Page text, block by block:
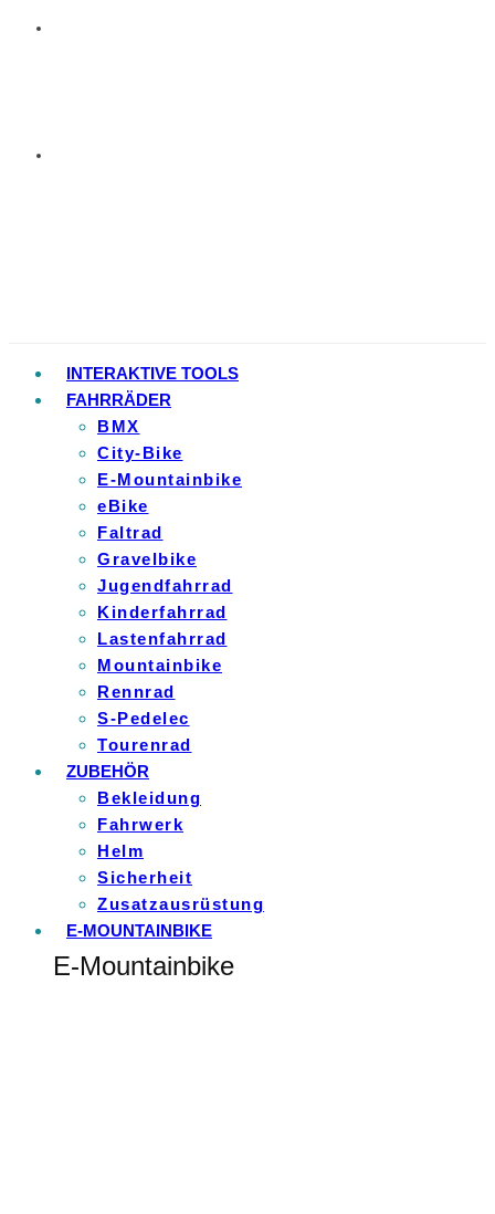
INTERAKTIVE TOOLS
FAHRRÄDER
BMX
City-Bike
E-Mountainbike
eBike
Faltrad
Gravelbike
Jugendfahrrad
Kinderfahrrad
Lastenfahrrad
Mountainbike
Rennrad
S-Pedelec
Tourenrad
ZUBEHÖR
Bekleidung
Fahrwerk
Helm
Sicherheit
Zusatzausrüstung
E-MOUNTAINBIKE
E-Mountainbike